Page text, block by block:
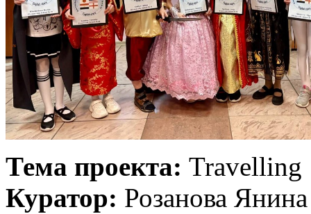
Тема проекта: Travelling
Куратор: Розанова